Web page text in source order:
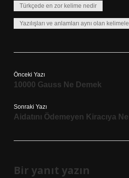
Türkçede en zor kelime nedir
Yazılışları ve anlamları aynı olan
Önceki Yazı
10000 Gauss Ne Demek
Sonraki Yazı
Aidatını Ödemeyen Kiracıya Ne
Bir yanıt yazın